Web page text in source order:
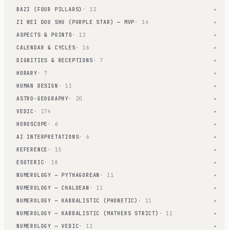
BAZI (FOUR PILLARS) · 12 ▾
ZI WEI DOU SHU (PURPLE STAR) — MVP · 14 ▾
ASPECTS & POINTS · 12 ▾
CALENDAR & CYCLES · 16 ▾
DIGNITIES & RECEPTIONS · 7 ▾
HORARY · 7 ▾
HUMAN DESIGN · 13 ▾
ASTRO-GEOGRAPHY · 20 ▾
VEDIC · 174 ▾
HOROSCOPE · 6 ▾
AI INTERPRETATIONS· 6 ▾
REFERENCE · 15 ▾
ESOTERIC· 18 ▾
NUMEROLOGY — PYTHAGOREAN · 11 ▾
NUMEROLOGY — CHALDEAN · 11 ▾
NUMEROLOGY — KABBALISTIC (PHONETIC) · 11 ▾
NUMEROLOGY — KABBALISTIC (MATHERS STRICT) · 11 ▾
NUMEROLOGY — VEDIC· 11 ▾